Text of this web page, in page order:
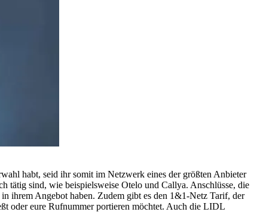
habt, seid ihr somit im Netzwerk eines der größten Anbieter
tätig sind, wie beispielsweise Otelo und Callya. Anschlüsse, die
ihrem Angebot haben. Zudem gibt es den 1&1-Netz Tarif, der
oder eure Rufnummer portieren möchtet. Auch die LIDL